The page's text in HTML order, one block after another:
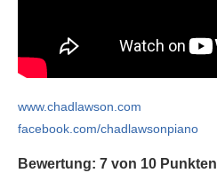
www.chadlawson.com
facebook.com/chadlawsonpiano
Bewertung: 7 von 10 Punkten